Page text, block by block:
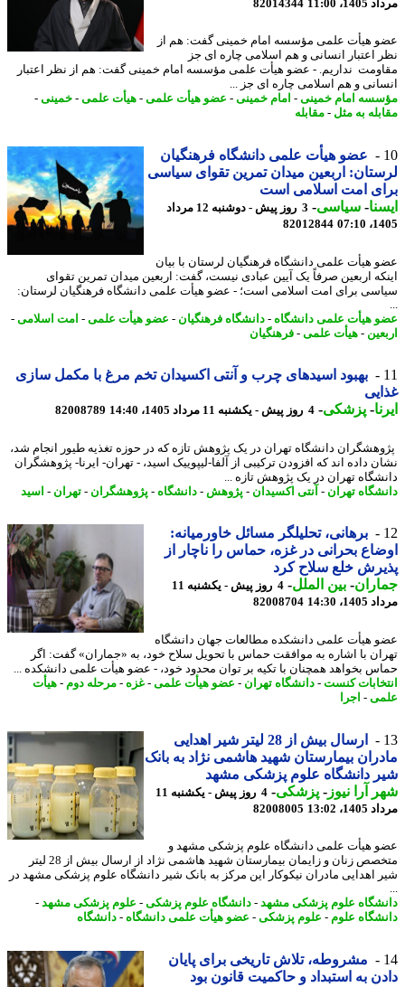
11:00
82014344
هیأت علمی مؤسسه امام خمینی گفت: هم از
اعتبار انسانی و هم اسلامی چاره ای جز
نداریم. - عضو هیأت علمی مؤسسه امام خمینی گفت: هم از نظر اعتبار
و هم اسلامی چاره ای جز ...
امام خمینی-امام خمینی-عضو هیأت علمی-هیأت علمی-خمینی-
به مثل -مقابله
عضو هیأت علمی دانشگاه فرهنگیان
اربعین میدان تمرین تقوای سیاسی
امت اسلامی است
-سیاسی-
3 روز پیش - دوشنبه 12 مرداد
82012844
هیأت علمی دانشگاه فرهنگیان لرستان با بیان
اربعین صرفاً یک آیین عبادی نیست، گفت: اربعین میدان تمرین تقوای
برای امت اسلامی است؛ - عضو هیأت علمی دانشگاه فرهنگیان لرستان:
هیأت علمی دانشگاه-دانشگاه فرهنگیان-عضو هیأت علمی-امت اسلامی-
-هیأت علمی-فرهنگیان
بهبود اسیدهای چرب و آنتی اکسیدان تخم مرغ با مکمل سازی
-پزشکی-4 روز پیش - یکشنبه 11 مرداد 1405، 14:40 82008789
دانشگاه تهران در یک پژوهش تازه که در حوزه تغذیه طیور انجام شد،
داده اند که افزودن ترکیبی از آلفا-لیپوییک اسید، - تهران- ایرنا- پژوهشگران
تهران در یک پژوهش تازه ...
تهران- آنتی اکسیدان- پژوهش-دانشگاه-پژوهشگران- تهران- اسید
برهانی، تحلیلگر مسائل خاورمیانه:
بحرانی در غزه، حماس را ناچار از
خلع سلاح کرد
- بین الملل-
4 روز پیش - یکشنبه 11
14:30
82008704
هیأت علمی دانشکده مطالعات جهان دانشگاه
با اشاره به موافقت حماس با تحویل سلاح خود، به «جماران» گفت: اگر
بخواهد همچنان با تکیه بر توان محدود خود، - عضو هیأت علمی دانشکده ...
کنست-دانشگاه تهران- عضو هیأت علمی-غزه -مرحله دوم -هیأت
-اجرا
ارسال بیش از 28 لیتر شیر اهدایی
بیمارستان شهید هاشمی نژاد به بانک
دانشگاه علوم پزشکی مشهد
آرا نیوز-پزشکی-
4 روز پیش - یکشنبه 11
13:02
82008005
هیأت علمی دانشگاه علوم پزشکی مشهد و
متخصص زنان و زایمان بیمارستان شهید هاشمی نژاد از ارسال بیش از 28 لیتر
اهدایی مادران نیکوکار این مرکز به بانک شیر دانشگاه علوم پزشکی مشهد در
علوم پزشکی مشهد-دانشگاه علوم پزشکی-علوم پزشکی مشهد-
علوم-علوم پزشکی-عضو هیأت علمی دانشگاه-دانشگاه
مشروطه، تلاش تاریخی برای پایان
به استبداد و حاکمیت قانون بود